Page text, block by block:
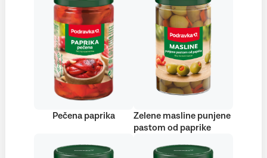
Pečena paprika
Zelene masline punjene
pastom od paprike